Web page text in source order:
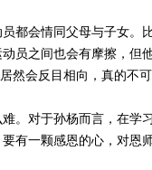
会情同父母与子女。
员之间也会有摩擦，但
然会反目相向，真的不可
。对于孙杨而言，在学
有一颗感恩的心，对恩